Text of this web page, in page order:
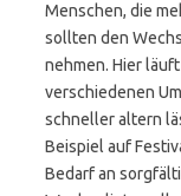
Menschen, die
sollten den
nehmen. Hier
verschiedenen
schneller altern
Beispiel auf
Bedarf an